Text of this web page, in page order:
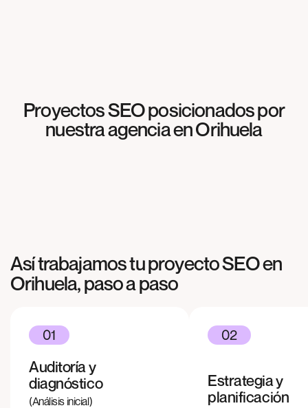
Proyectos SEO posicionados por
nuestra agencia enOrihuela
SEO
Meliterránea
SEO
Agrosabas
Así trabajamos tu proyecto SEO en
Orihuela, paso a paso
01
Auditoría y
diagnóstico
(Análisis inicial)
02
Estrategia y
planificación